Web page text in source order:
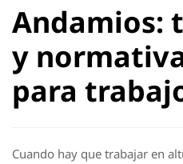
Andamios:
y
para
Cuando hay que trabajar en